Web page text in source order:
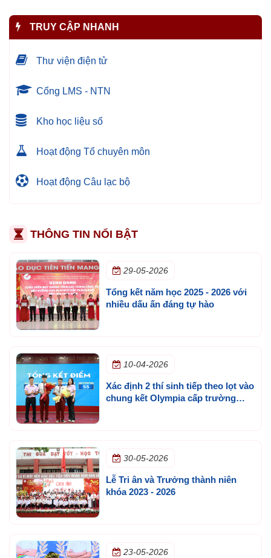
TRUY CẬP NHANH
Thư viện điện tử
Cổng LMS - NTN
Kho học liệu số
Hoạt động Tổ chuyên môn
Hoạt động Câu lạc bộ
THÔNG TIN NỔI BẬT
29-05-2026
Tổng kết năm học 2025 - 2026 với
nhiều dấu ấn đáng tự hào
10-04-2026
Xác định 2 thí sinh tiếp theo lọt vào
chung kết Olympia cấp trường
30-05-2026
Lễ Tri ân và Trưởng thành niên
khóa 2023 - 2026
23-05-2026